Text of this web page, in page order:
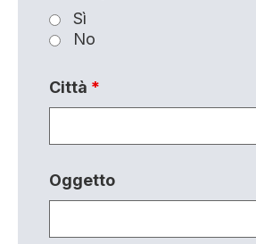
Sì
No
Città *
Oggetto